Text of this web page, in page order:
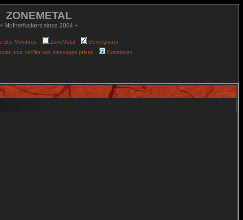
ZONEMETAL
+ Motherfuckers since 2004 +
des Membres ZoneMetal
S'enregistrer
pour vérifier ses messages privés Connexion